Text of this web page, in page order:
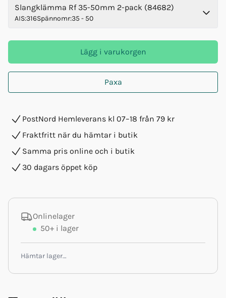
Slangklämma Rf 35-50mm 2-pack (84682)
AIS:316Spännomr:35 - 50
Lägg i varukorgen
Paxa
PostNord Hemleverans kl 07–18 från 79 kr
Fraktfritt när du hämtar i butik
Samma pris online och i butik
30 dagars öppet köp
Onlinelager
50+ i lager
Hämtar lager…